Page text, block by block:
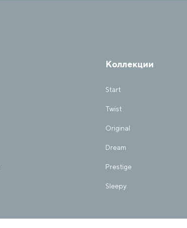
Коллекции
Start
Twist
Original
Dream
Prestige
Sleepy